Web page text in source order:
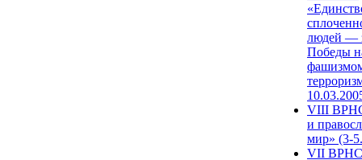
людей —
Победы
VIII
и
мир» (3-
VII ВРНС